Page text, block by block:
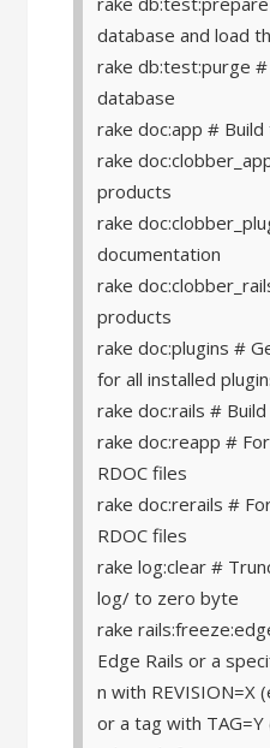
database and load
rake db:test:purge
database
rake doc:app #
rake
products
rake
documentation
rake
products
rake doc:plugins #
for all installed
rake doc:rails #
rake doc:reapp #
RDOC files
rake doc:rerails #
RDOC files
rake log:clear #
log/ to zero byte
rake
Edge Rails or a
n with REVISION=X
or a tag with